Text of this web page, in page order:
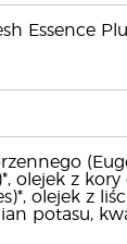
Essence
olejek z
olejek z
potasu,